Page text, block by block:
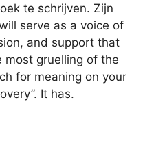
te schrijven. Zijn
serve as a voice of
and support that
most gruelling of the
for meaning on your
It has.